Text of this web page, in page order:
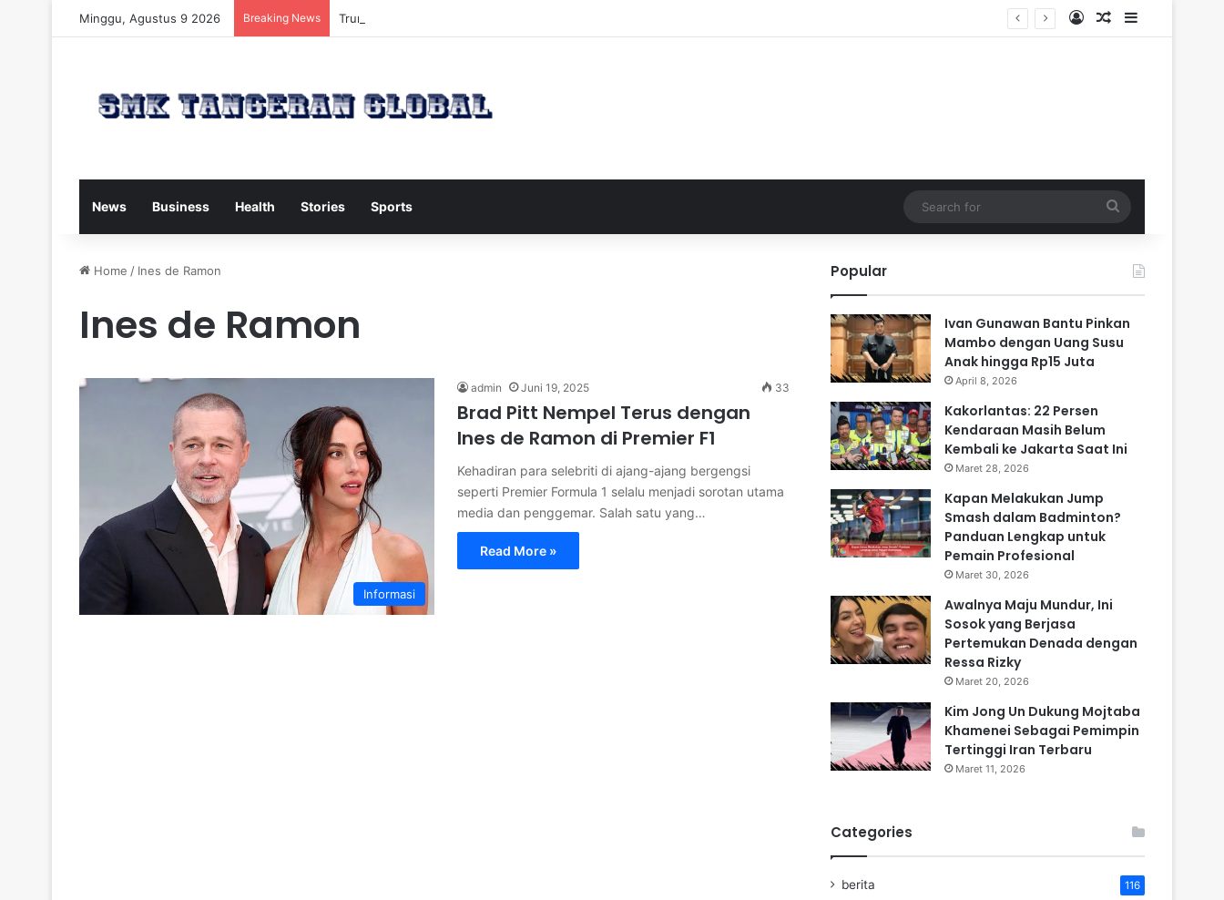
Minggu, Agustus 9 2026 Breaking News Trump Kirim Wapres JD Vance ke Pakistan untuk Perundingan Strategis dengan Iran Log InRandom Article
Sidebar
News Business Health Stories Sports
for
Home / Ines de Ramon
Ines de Ramon
Informasi
admin Juni 19, 2025 33
Brad Pitt Nempel Terus dengan
Ines de Ramon di Premier F1
Kehadiran para selebriti di ajang-ajang bergengsi
seperti Premier Formula 1 selalu menjadi sorotan utama
media dan penggemar. Salah satu yang…
Read More »
Popular
Ivan Gunawan Bantu Pinkan
Mambo dengan Uang Susu
Anak hingga Rp15 Juta
April 8, 2026
Kakorlantas: 22 Persen
Kendaraan Masih Belum
Kembali ke Jakarta Saat Ini
Maret 28, 2026
Kapan Melakukan Jump
Smash dalam Badminton?
Panduan Lengkap untuk
Pemain Profesional
Maret 30, 2026
Awalnya Maju Mundur, Ini
Sosok yang Berjasa
Pertemukan Denada dengan
Ressa Rizky
Maret 20, 2026
Kim Jong Un Dukung Mojtaba
Khamenei Sebagai Pemimpin
Tertinggi Iran Terbaru
Maret 11, 2026
Categories
berita 116